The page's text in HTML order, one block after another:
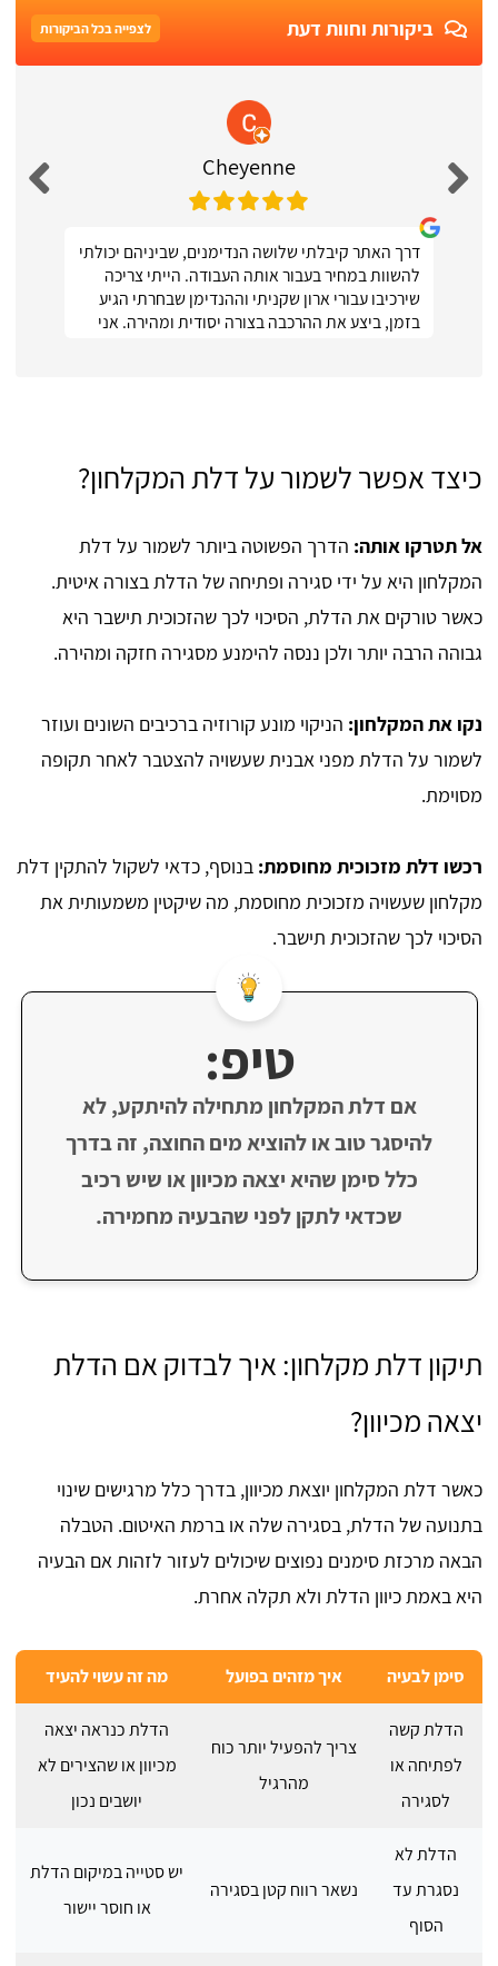
ביקורות וחוות דעת לצפייה בכל הביקורות
Cheyenne
דרך האתר קיבלתי שלושה הנדימנים, שביניהם יכולתי
להשוות במחיר בעבור אותה העבודה. הייתי צריכה
שירכיבו עבורי ארון שקניתי וההנדימן שבחרתי הגיע
בזמן, ביצע את ההרכבה בצורה יסודית ומהירה. אני
כיצד אפשר לשמור על דלת המקלחון?
אל תטרקו אותה: הדרך הפשוטה ביותר לשמור על דלת
המקלחון היא על ידי סגירה ופתיחה של הדלת בצורה איטית.
כאשר טורקים את הדלת, הסיכוי לכך שהזכוכית תישבר היא
גבוהה הרבה יותר ולכן ננסה להימנע מסגירה חזקה ומהירה.
נקו את המקלחון: הניקוי מונע קורוזיה ברכיבים השונים ועוזר
לשמור על הדלת מפני אבנית שעשויה להצטבר לאחר תקופה
מסוימת.
רכשו דלת מזכוכית מחוסמת: בנוסף, כדאי לשקול להתקין דלת
מקלחון שעשויה מזכוכית מחוסמת, מה שיקטין משמעותית את
הסיכוי לכך שהזכוכית תישבר.
טיפ:
אם דלת המקלחון מתחילה להיתקע, לא
להיסגר טוב או להוציא מים החוצה, זה בדרך
כלל סימן שהיא יצאה מכיוון או שיש רכיב
שכדאי לתקן לפני שהבעיה מחמירה.
תיקון דלת מקלחון: איך לבדוק אם הדלת
יצאה מכיוון?
כאשר דלת המקלחון יוצאת מכיוון, בדרך כלל מרגישים שינוי
בתנועה של הדלת, בסגירה שלה או ברמת האיטום. הטבלה
הבאה מרכזת סימנים נפוצים שיכולים לעזור לזהות אם הבעיה
היא באמת כיוון הדלת ולא תקלה אחרת.
סימן לבעיה איך מזהים בפועל מה זה עשוי להעיד
הדלת קשה
לפתיחה או
לסגירה
צריך להפעיל יותר כוח
מהרגיל
הדלת כנראה יצאה
מכיוון או שהצירים לא
יושבים נכון
הדלת לא
נסגרת עד
הסוף
נשאר רווח קטן בסגירה
יש סטייה במיקום הדלת
או חוסר יישור